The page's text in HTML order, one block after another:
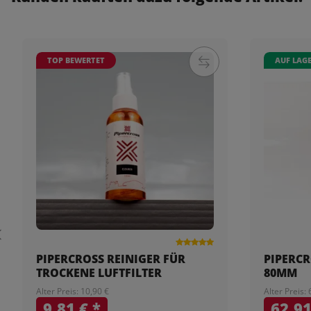
TOP BEWERTET
PIPERCROSS REINIGER FÜR
TROCKENE LUFTFILTER
Alter Preis: 10,90 €
AUF
80MM
Alter Preis: